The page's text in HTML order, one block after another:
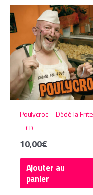
Poulycroc – Dédé la Frite
– CD
10,00€
Ajouter au
panier